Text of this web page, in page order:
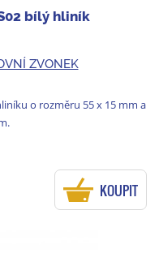
bílý hliník
ZVONEK
o rozměru 55 x 15 mm a
KOUPIT